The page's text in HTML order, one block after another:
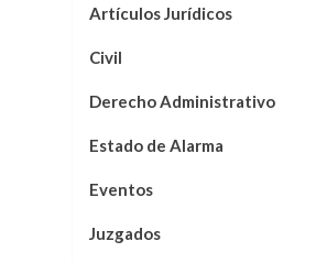
Artículos Jurídicos
Civil
Derecho Administrativo
Estado de Alarma
Eventos
Juzgados